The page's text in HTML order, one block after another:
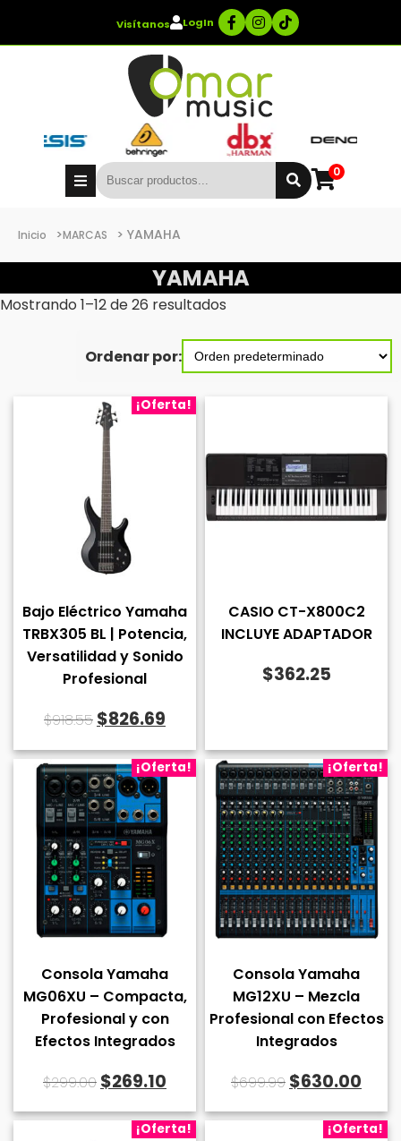
Visítanos LogIn
0
Inicio >MARCAS > YAMAHA
YAMAHA
Mostrando 1–12 de 26 resultados
¡Oferta!
Bajo Eléctrico Yamaha
TRBX305 BL | Potencia,
Versatilidad y Sonido
Profesional
$918.55 El
precio
original
era:
$918.55.
$826.69
precio
actual
$826.69.
CASIO CT-X800C2
INCLUYE ADAPTADOR
$362.25
¡Oferta!
Consola Yamaha
MG06XU – Compacta,
Profesional y con
Efectos Integrados
$299.00 El
precio
original
$269.10
precio
actual
¡Oferta!
Consola Yamaha
MG12XU – Mezcla
Profesional con Efectos
Integrados
$699.99 El
precio
original
$630.00
¡Oferta! ¡Oferta!